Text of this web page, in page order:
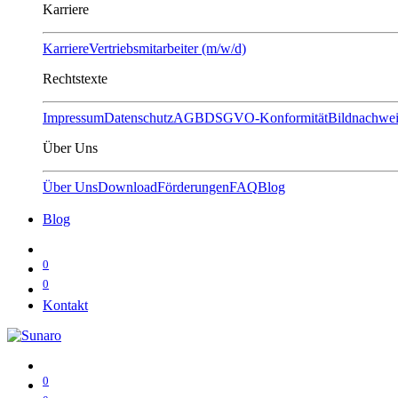
Karriere
KarriereVertriebsmitarbeiter (m/w/d)
Rechtstexte
ImpressumDatenschutzAGBDSGVO-Konformität
Über Uns
Über UnsDownloadFörderungenFAQBlog
Blog
0
0
Kontakt
0